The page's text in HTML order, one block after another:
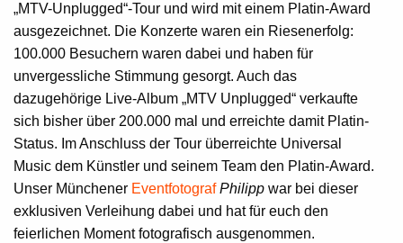
„MTV-Unplugged“-Tour und wird mit einem Platin-Award
ausgezeichnet. Die Konzerte waren ein Riesenerfolg:
100.000 Besuchern waren dabei und haben für
unvergessliche Stimmung gesorgt. Auch das
dazugehörige Live-Album „MTV Unplugged“ verkaufte
sich bisher über 200.000 mal und erreichte damit Platin-
Status. Im Anschluss der Tour überreichte Universal
Music dem Künstler und seinem Team den Platin-Award.
Unser Münchener Eventfotograf Philipp war bei dieser
exklusiven Verleihung dabei und hat für euch den
feierlichen Moment fotografisch ausgenommen.